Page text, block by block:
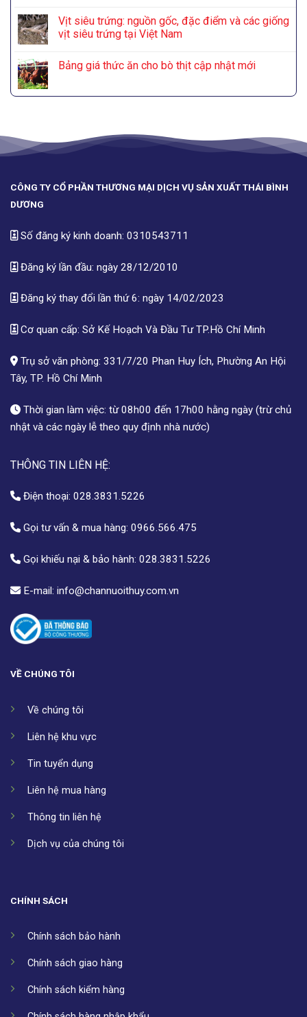
Vịt siêu trứng: nguồn gốc, đặc điểm và các giống
vịt siêu trứng tại Việt Nam
Bảng giá thức ăn cho bò thịt cập nhật mới
CÔNG TY CỔ PHẦN THƯƠNG MẠI DỊCH VỤ SẢN XUẤT THÁI BÌNH
DƯƠNG
Số đăng ký kinh doanh: 0310543711
Đăng ký lần đầu: ngày 28/12/2010
Đăng ký thay đổi lần thứ 6: ngày 14/02/2023
Cơ quan cấp: Sở Kế Hoạch Và Đầu Tư TP.Hồ Chí Minh
Trụ sở văn phòng: 331/7/20 Phan Huy Ích, Phường An Hội
Tây, TP. Hồ Chí Minh
Thời gian làm việc: từ 08h00 đến 17h00 hằng ngày (trừ chủ
nhật và các ngày lễ theo quy định nhà nước)
THÔNG TIN LIÊN HỆ:
Điện thoại: 028.3831.5226
Gọi tư vấn & mua hàng: 0966.566.475
Gọi khiếu nại & bảo hành: 028.3831.5226
E-mail: info@channuoithuy.com.vn
VỀ CHÚNG TÔI
Về chúng tôi
Liên hệ khu vực
Tin tuyển dụng
Liên hệ mua hàng
Thông tin liên hệ
Dịch vụ của chúng tôi
CHÍNH SÁCH
Chính sách bảo hành
Chính sách giao hàng
Chính sách kiểm hàng